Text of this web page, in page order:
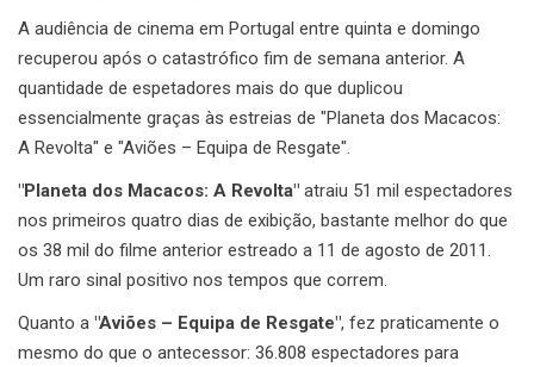
A audiência de cinema em Portugal entre quinta e domingo
recuperou após o catastrófico fim de semana anterior. A
quantidade de espetadores mais do que duplicou
essencialmente graças às estreias de "Planeta dos Macacos:
A Revolta" e "Aviões – Equipa de Resgate".
"Planeta dos Macacos: A Revolta" atraiu 51 mil espectadores
nos primeiros quatro dias de exibição, bastante melhor do que
os 38 mil do filme anterior estreado a 11 de agosto de 2011.
Um raro sinal positivo nos tempos que correm.
Quanto a "Aviões – Equipa de Resgate", fez praticamente o
mesmo do que o antecessor: 36.808 espectadores para